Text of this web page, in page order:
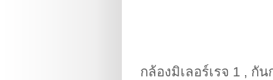
กล้องมิเลอร์เรจ 1 , กัน